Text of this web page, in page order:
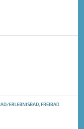
ERLEBNISBAD, FREIBAD